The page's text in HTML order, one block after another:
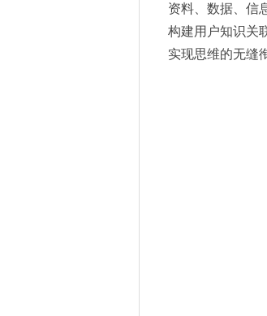
资料、数据、信
构建用户知识关
实现思维的无缝